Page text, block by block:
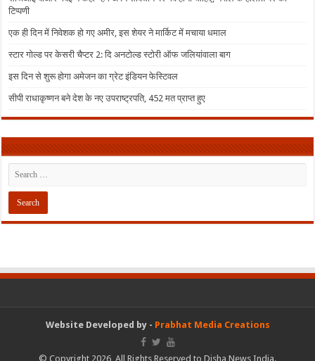
टिप्पणी
एक ही दिन में निवेशक हो गए अमीर, इस शेयर ने मार्किट में मचाया धमाल
स्टार गोल्ड पर केसरी चैप्टर 2: दि अनटोल्ड स्टोरी ऑफ जलियांवाला बाग
इस दिन से शुरू होगा अमेजन का ग्रेट इंडियन फेस्टिवल
सीपी राधाकृष्णन बने देश के नए उपराष्ट्रपति, 452 मत प्राप्त हुए
Website Developed by - Prabhat Media Creations
© Copyright 2026, All Rights Reserved to Disha News India.